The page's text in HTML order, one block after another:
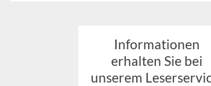
Informationen
erhalten Sie bei
unserem